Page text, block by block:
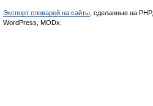
Экспорт словарей на сайты , сделанные на PHP,
WordPress, MODx.